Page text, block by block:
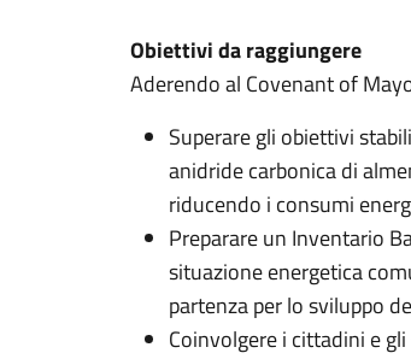
Obiettivi da raggiungere
Aderendo al Covenant of
Superare gli obiettivi
anidride carbonica di
riducendo i consumi
Preparare un Inventario
situazione energetica
partenza per lo sviluppo
Coinvolgere i cittadini e